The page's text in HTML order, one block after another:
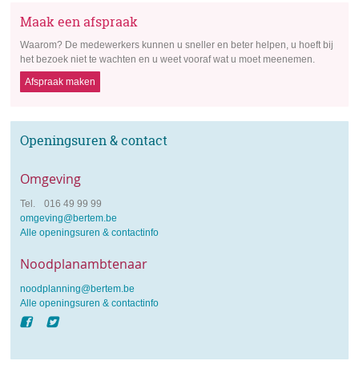
Maak een afspraak
Waarom? De medewerkers kunnen u sneller en beter helpen, u hoeft bij
het bezoek niet te wachten en u weet vooraf wat u moet meenemen.
Afspraak maken
Openingsuren & contact
Omgeving
Tel. tel.016 49 99 99
e-
mail
omgeving@bertem.be
Alle openingsuren & contactinfo
Noodplanambtenaar
e-
mail
noodplanning@bertem.be
Alle openingsuren & contactinfo